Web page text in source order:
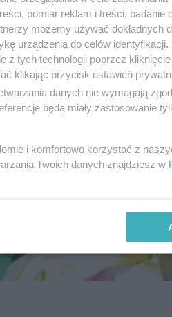
pomiar reklam i treści, badanie
możemy używać dokładnych
urządzenia do celów identyfikacji.
tych technologii poprzez kliknięcie
klikając przycisk ustawień
danych nie wymagają
będą miały zastosowanie
i komfortowo korzystać z
Twoich danych znajdziesz w